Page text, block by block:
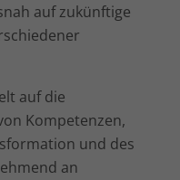
auf zukünftige
auf die
Kompetenzen,
und des
an